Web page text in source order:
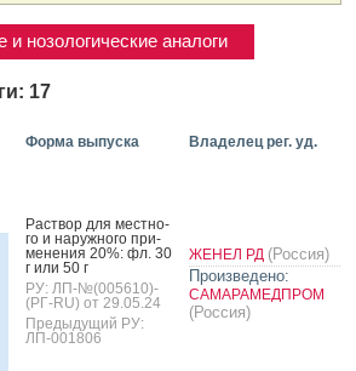
нозологические аналоги
17
Форма выпуска Владелец рег. уд.
Рас­твор для мес­тно­
го и на­руж­но­го при­
мене­ния 20%: фл. 30
г или 50 г
РУ: ЛП-№(005610)-
(РГ-RU) от 29.05.24
Предыдущий РУ:
ЛП-001806
ЖЕНЕЛ РД (Россия)
Произведено:
САМАРАМЕДПРОМ
(Россия)